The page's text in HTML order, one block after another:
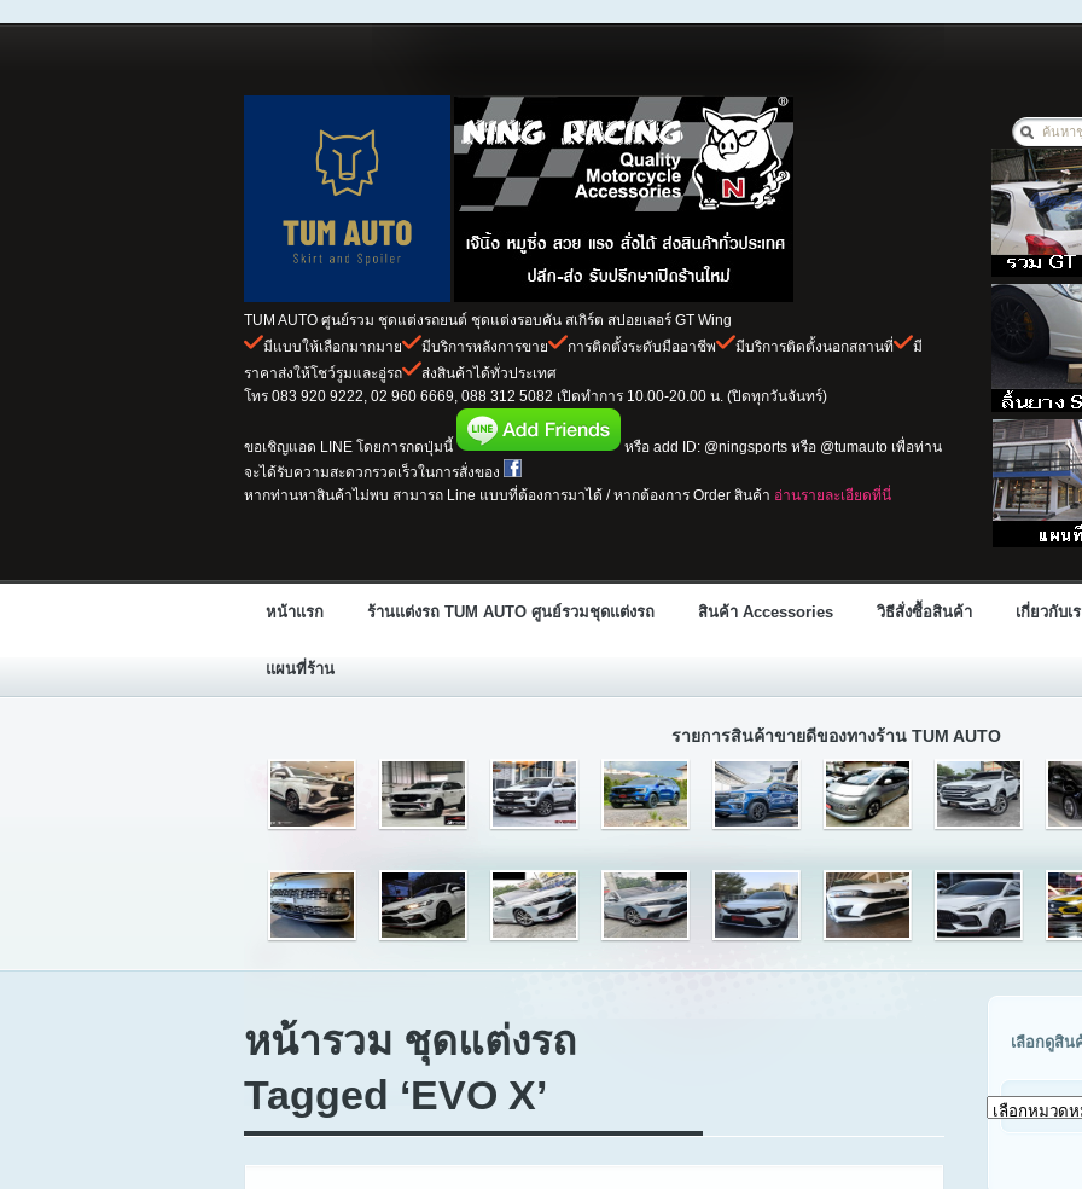
TUM AUTO ศูนย์รวม ชุดแต่งรถยนต์ ชุดแต่งรอบคัน สเกิร์ต สปอยเลอร์ GT Wing
มีแบบให้เลือกมากมาย
มีบริการหลังการขาย การติดตั้งระดับมืออาชีพ มีบริการติดตั้งนอกสถานที่
มี
ราคาส่งให้โชว์รูมและอู่รถ
ส่งสินค้าได้ทั่วประเทศ
โทร 083 920 9222, 02 960 6669, 088 312 5082 เปิดทำการ 10.00-20.00 น. (ปิดทุกวันจันทร์)
ขอเชิญแอด LINE โดยการกดปุ่มนี้
หรือ add ID: @ningsports หรือ @tumauto เพื่อท่าน
จะได้รับความสะดวกรวดเร็วในการสั่งของ
หากท่านหาสินค้าไม่พบ สามารถ Line แบบที่ต้องการมาได้ / หากต้องการ Order สินค้า อ่านรายละเอียดที่นี่
หน้าแรก ร้านแต่งรถ TUM AUTO ศูนย์รวมชุดแต่งรถ สินค้า Accessories วิธีสั่งซื้อสินค้า เกี่ยวกับเ
แผนที่ร้าน
รายการสินค้าขายดีของทางร้าน TUM AUTO
หน้ารวม ชุดแต่งรถ
Tagged ‘EVO X’
เลือกดูสิน
เลือก